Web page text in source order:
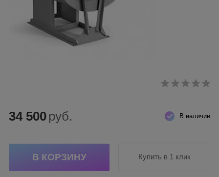
В наличии
34 500 руб.
Купить в 1 клик